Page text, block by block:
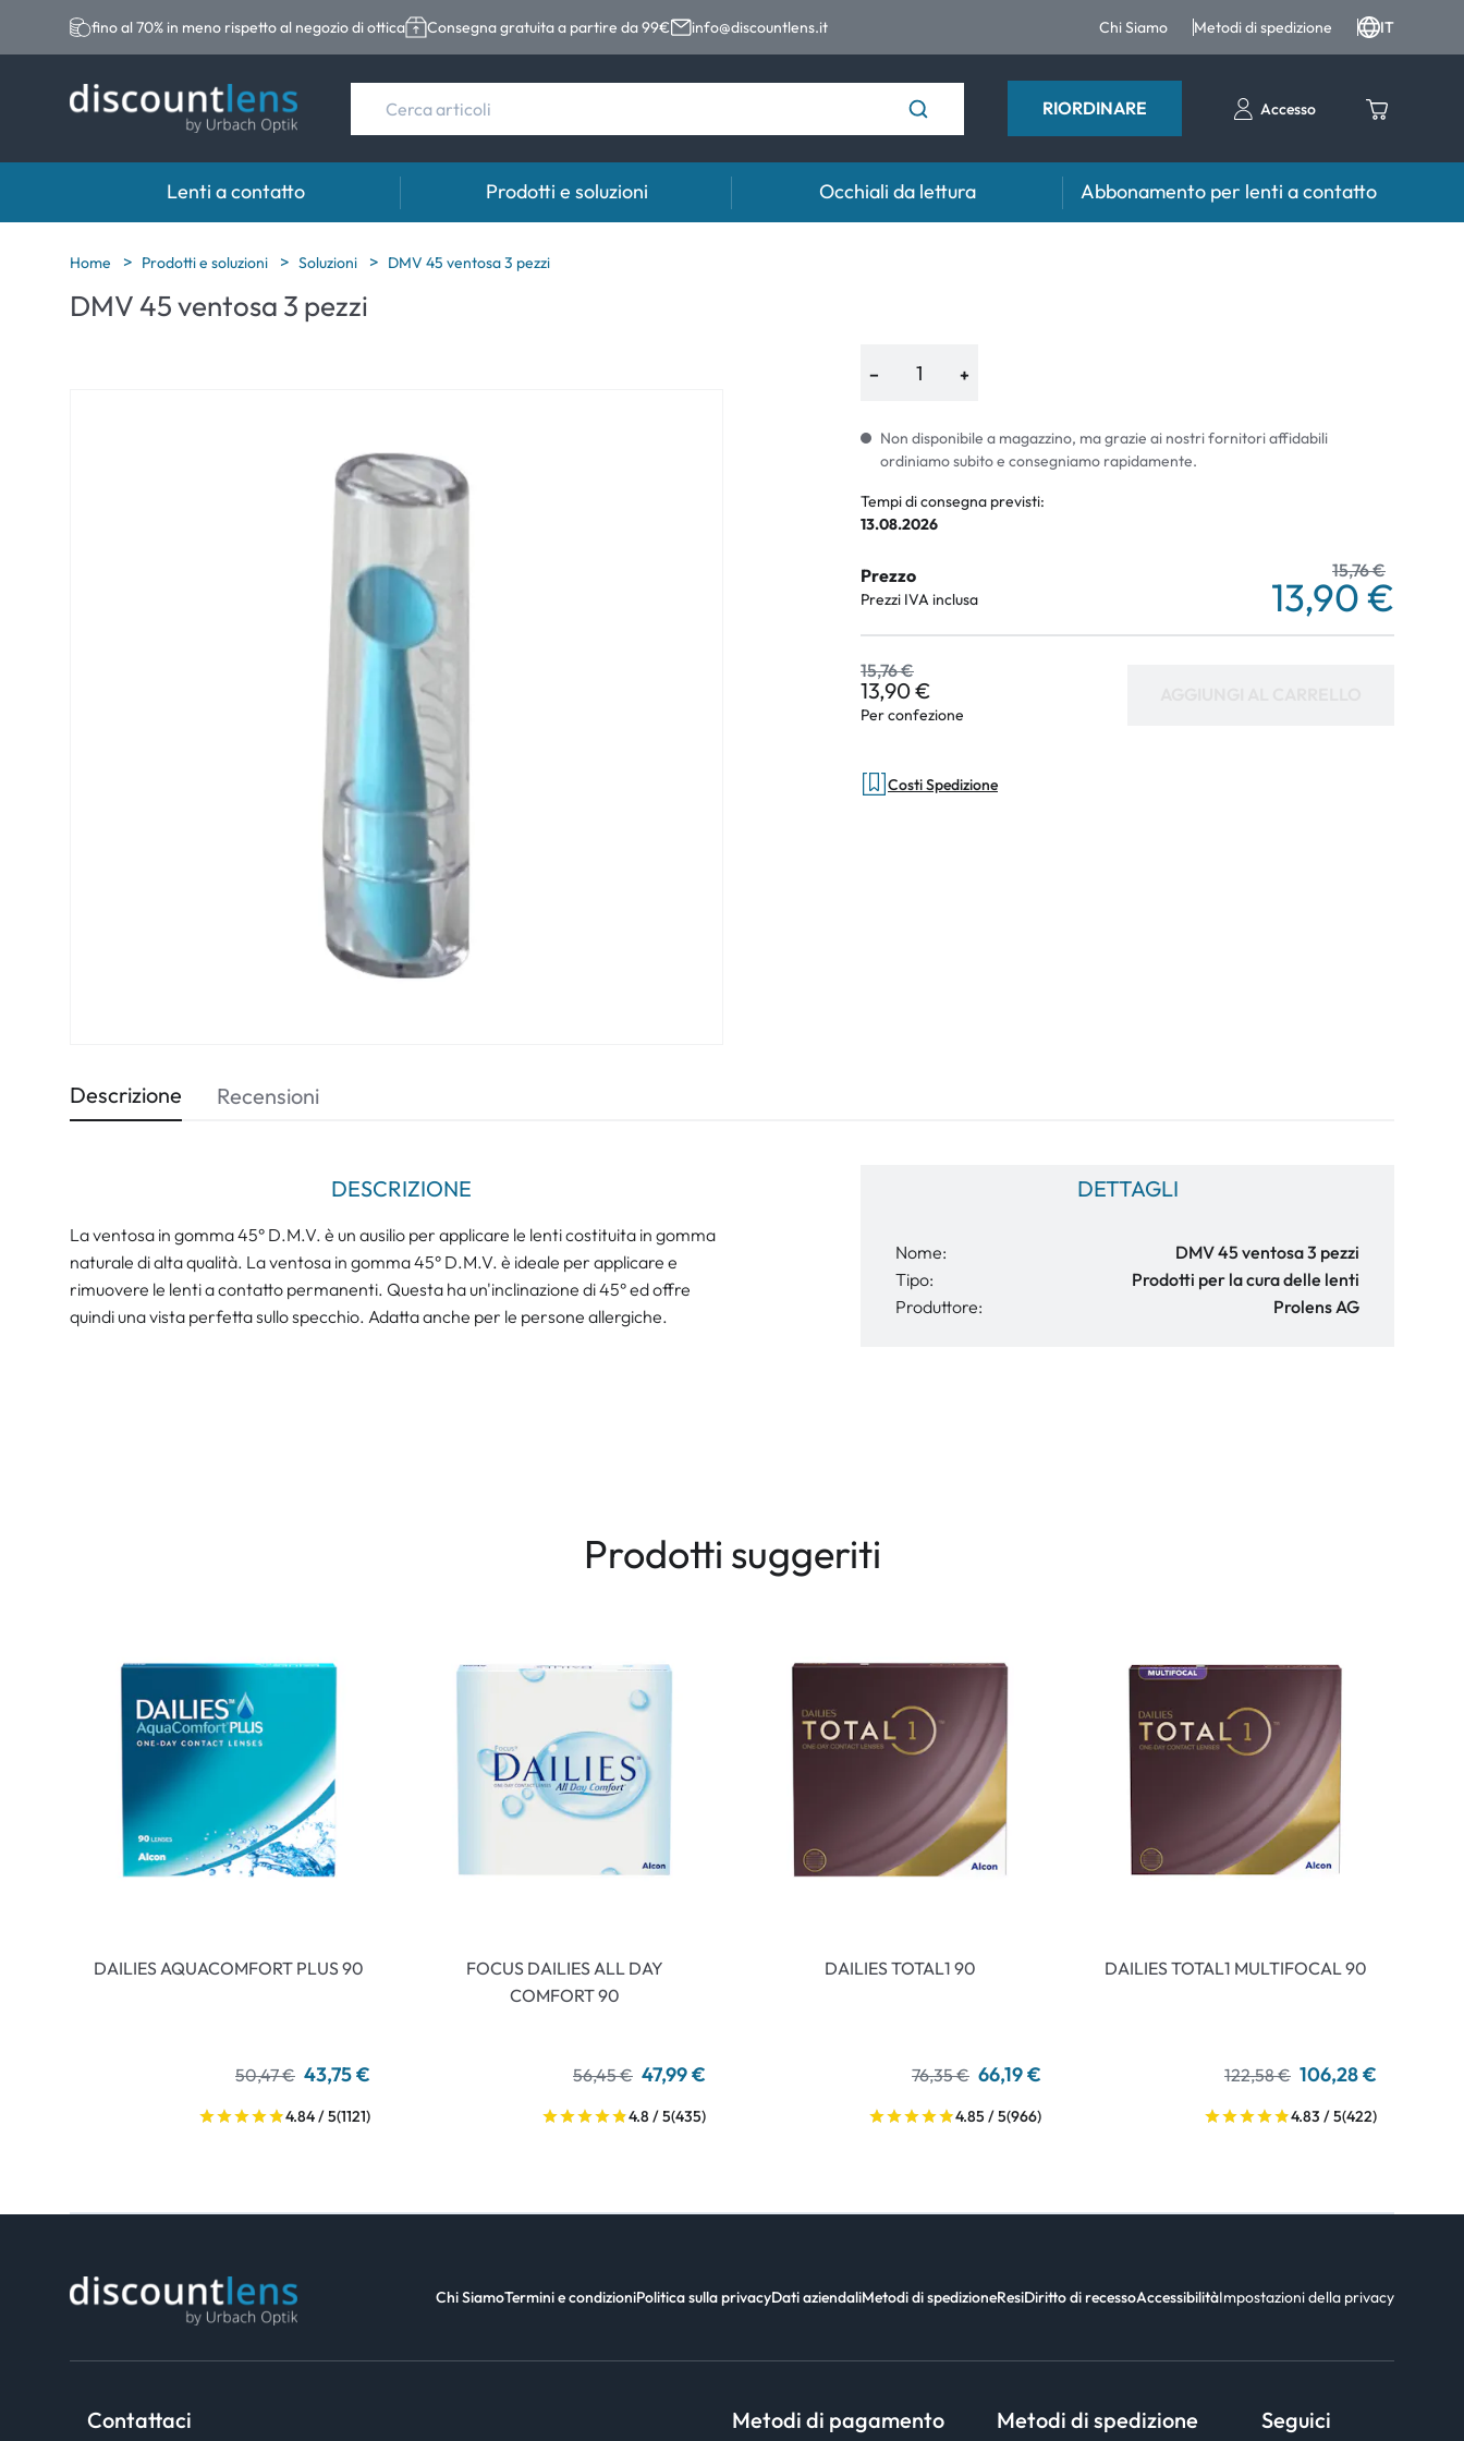
fino al 70% in meno rispetto al negozio di ottica Consegna gratuita a partire da 99€ info@discountlens.it Chi Siamo Metodi di spedizione IT
RIORDINARE Accesso
Lenti a contatto
Marche
Acuvue
Categoria
Lenti sferiche
Prodotti e soluzioni
Marche
Opti-Free
ReNu
Ever Clean Plus
Altre marche
Occhiali da lettura Abbonamento per lenti a contatto
Home Prodotti e soluzioni Soluzioni DMV 45 ventosa 3 pezzi
DMV 45 ventosa 3 pezzi
− +
Non disponibile a magazzino, ma grazie ai nostri fornitori affidabili
ordiniamo subito e consegniamo rapidamente.
Tempi di consegna previsti:
13.08.2026
Prezzo
Prezzi IVA inclusa
15,76 €
13,90 €
15,76 €
13,90 €
Per confezione
Costi Spedizione
Descrizione
DESCRIZIONE
La ventosa in gomma 45° D.M.V. è un ausilio per applicare le lenti costituita in gomma
naturale di alta qualità. La ventosa in gomma 45° D.M.V. è ideale per applicare e
rimuovere le lenti a contatto permanenti. Questa ha un'inclinazione di 45° ed offre
quindi una vista perfetta sullo specchio. Adatta anche per le persone allergiche.
DETTAGLI
Nome:
DMV 45 ventosa 3 pezzi
Tipo:
Prodotti per la cura delle lenti
Produttore:
Prolens AG
Recensioni
Prodotti suggeriti
DAILIES AQUACOMFORT PLUS 90
50,47 € 43,75 €
4.84 / 5(1121)
FOCUS DAILIES ALL DAY
COMFORT 90
56,45 € 47,99 €
4.8 / 5(435)
DAILIES TOTAL1 90
76,35 € 66,19 €
4.85 / 5(966)
DAILIES TOTAL1 MULTIFOCAL 90
122,58 € 106,28 €
4.83 / 5(422)
Chi SiamoTermini e condizioniPolitica sulla privacyDati aziendaliMetodi di spedizioneResiDiritto di recessoAccessibilitàImpostazioni della privacy
Contattaci Metodi di pagamento Metodi di spedizione Seguici